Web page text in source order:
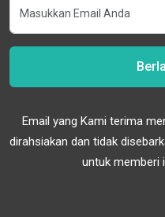
Email yang Kami terima
dirahsiakan dan tidak
untuk memberi